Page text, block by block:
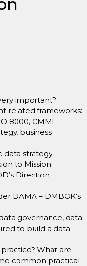
important?
related frameworks:
8000, CMMI
business
data strategy
to Mission,
Direction
DAMA – DMBOK’s
governance, data
to build a data
What are
common practical